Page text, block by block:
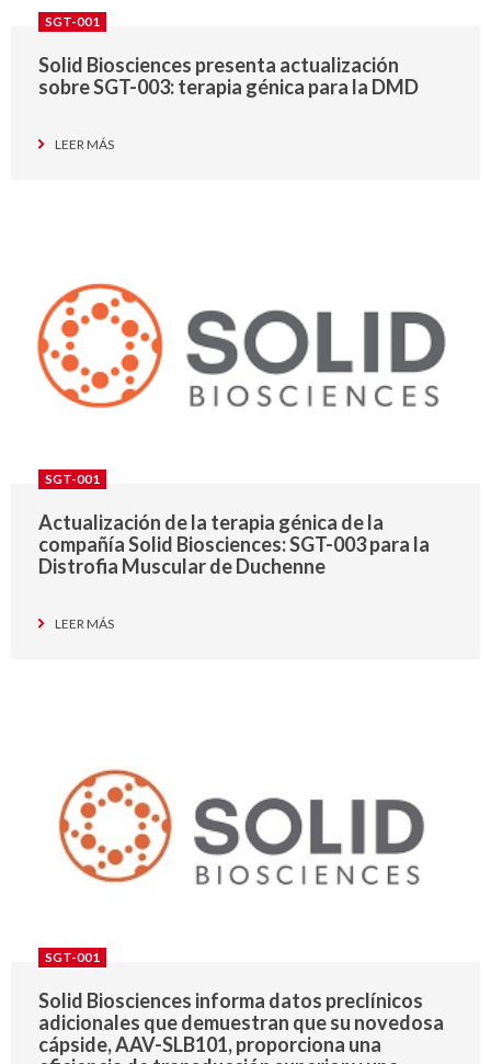
SGT-001
Solid Biosciences presenta actualización
sobre SGT-003: terapia génica para la DMD
LEER MÁS
SGT-001
Actualización de la terapia génica de la
compañía Solid Biosciences: SGT-003 para la
Distrofia Muscular de Duchenne
LEER MÁS
SGT-001
Solid Biosciences informa datos preclínicos
adicionales que demuestran que su novedosa
cápside, AAV-SLB101, proporciona una